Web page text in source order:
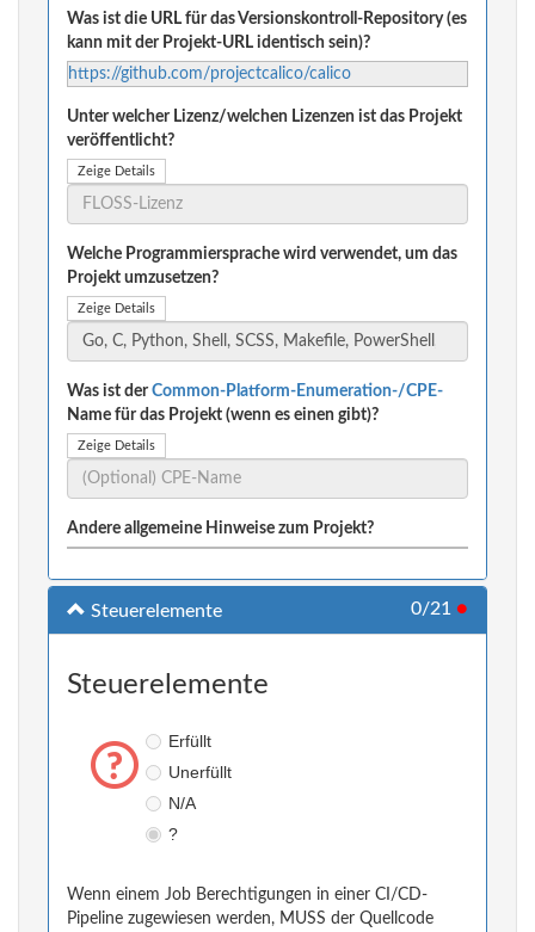
Was ist die URL für das Versionskontroll-Repository (es
kann mit der Projekt-URL identisch sein)?
https://github.com/projectcalico/calico
Unter welcher Lizenz/welchen Lizenzen ist das Projekt
veröffentlicht?
Zeige Details
Welche Programmiersprache wird verwendet, um das
Projekt umzusetzen?
Zeige Details
Was ist derCommon-Platform-Enumeration-/CPE-
Name für das Projekt (wenn es einen gibt)?
Zeige Details
Andere allgemeine Hinweise zum Projekt?
Steuerelemente 0/21 ●
Steuerelemente
Erfüllt
Unerfüllt
N/A
?
Wenn einem Job Berechtigungen in einer CI/CD-
Pipeline zugewiesen werden, MUSS der Quellcode